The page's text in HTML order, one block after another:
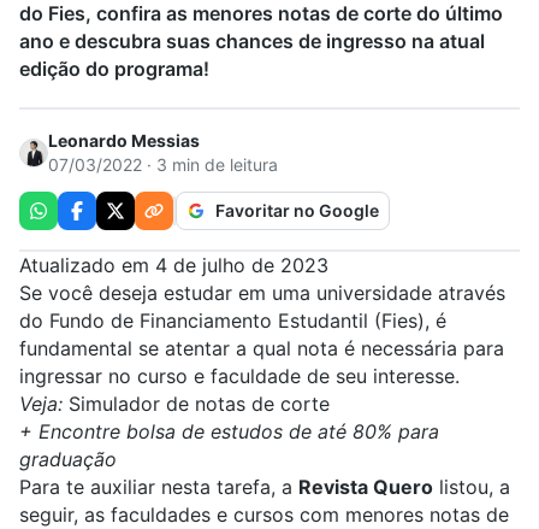
do Fies, confira as menores notas de corte do último
ano e descubra suas chances de ingresso na atual
edição do programa!
Leonardo Messias
07/03/2022 · 3 min de leitura
Favoritar no Google
Atualizado em 4 de julho de 2023
Se você deseja estudar em uma universidade através
do Fundo de Financiamento Estudantil (Fies), é
fundamental se atentar a qual nota é necessária para
ingressar no curso e faculdade de seu interesse.
Veja: Simulador de notas de corte
+ Encontre bolsa de estudos de até 80% para
graduação
Para te auxiliar nesta tarefa, a Revista Quero listou, a
seguir, as faculdades e cursos com menores notas de